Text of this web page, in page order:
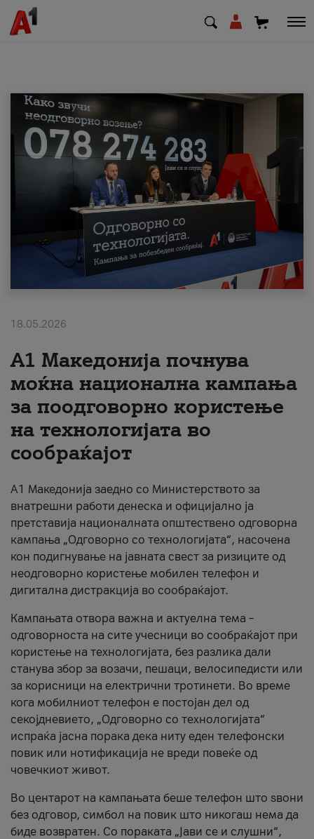
МК EN SQ
Деловни
Поддршка
Надополни кредит
#ПодобарОнлајн
18.05.2026
A1 Македонија почнува
моќна национална кампања
за поодговорно користење
на технологијата во
сообраќајот
A1 Македонија заедно со Министерството за
внатрешни работи денеска и официјално ја
претставија националната општествено одговорна
кампања „Одговорно со технологијата“, насочена
кон подигнување на јавната свест за ризиците од
неодговорно користење мобилен телефон и
дигитална дистракција во сообраќајот.
Кампањата отвора важна и актуелна тема –
одговорноста на сите учесници во сообраќајот при
користење на технологијата, без разлика дали
станува збор за возачи, пешаци, велосипедисти или
за корисници на електрични тротинети. Во време
кога мобилниот телефон е постојан дел од
секојдневието, „Одговорно со технологијата“
испраќа јасна порака дека ниту еден телефонски
повик или нотификација не вреди повеќе од
човечкиот живот.
Во центарот на кампањата беше телефон што ѕвони
без одговор, симбол на повик што никогаш нема да
биде возвратен. Со пораката „Јави се и слушни“,